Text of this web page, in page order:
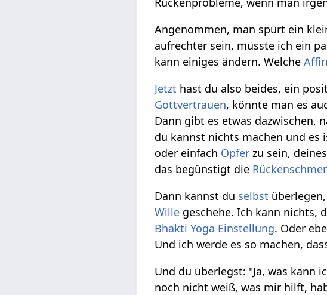
Angenommen, man spürt ein
aufrechter sein, müsste ich ein
kann einiges ändern. Welche
Jetzt hast du also beides, ein
Gottvertrauen, könnte man es
Dann gibt es etwas dazwischen,
du kannst nichts machen und es
oder einfach Opfer zu sein, deines
das begünstigt die
Dann kannst du selbst
Wille geschehe. Ich kann nichts,
Bhakti Yoga Einstellung. Oder
Und ich werde es so machen,
Und du überlegst: "Ja, was kann
noch nicht weiß, was mir hilft,